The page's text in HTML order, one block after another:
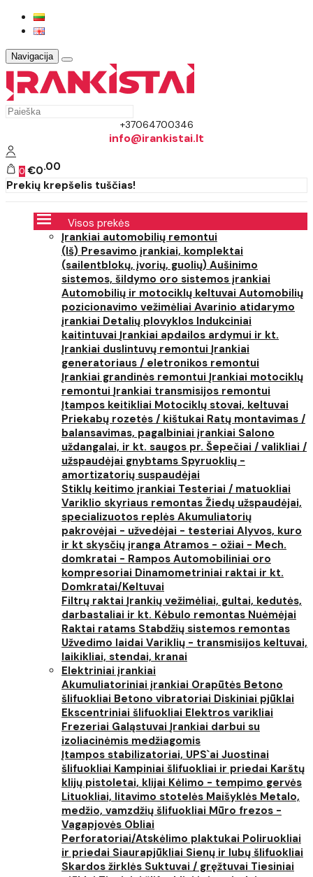
Navigacija
+37064700346
info@irankistai.lt
0 €0 00
Prekių krepšelis tuščias!
Visos prekės
Įrankiai automobilių remontui
(Iš) Presavimo įrankiai, komplektai
(sailentblokų, įvorių, guolių) Aušinimo
sistemos, šildymo oro sistemos įrankiai
Automobilių ir motociklų keltuvai Automobilių
pozicionavimo vežimėliai Avarinio atidarymo
įrankiai Detalių plovyklos Indukciniai
kaitintuvai Įrankiai apdailos ardymui ir kt.
Įrankiai duslintuvų remontui Įrankiai
generatoriaus / eletronikos remontui
Įrankiai grandinės remontui Įrankiai motociklų
remontui Įrankiai transmisijos remontui
Įtampos keitikliai Motociklų stovai, keltuvai
Priekabų rozetės / kištukai Ratų montavimas /
balansavimas, pagalbiniai įrankiai Salono
uždangalai, ir kt. saugos pr. Šepečiai / valikliai /
užspaudėjai gnybtams Spyruoklių -
amortizatorių suspaudėjai
Stiklų keitimo įrankiai Testeriai / matuokliai
Variklio skyriaus remontas Žiedų užspaudėjai,
specializuotos replės Akumuliatorių
pakrovėjai - užvedėjai - testeriai Alyvos, kuro
ir kt skysčių įranga Atramos - ožiai - Mech.
domkratai - Rampos Automobiliniai oro
kompresoriai Dinamometriniai raktai ir kt.
Domkratai/Keltuvai
Filtrų raktai Įrankių vežimėliai, gultai, kedutės,
darbastaliai ir kt. Kėbulo remontas Nuėmėjai
Raktai ratams Stabdžių sistemos remontas
Užvedimo laidai Variklių - transmisijos keltuvai,
laikikliai, stendai, kranai
Elektriniai įrankiai
Akumuliatoriniai įrankiai Orapūtės Betono
šlifuokliai Betono vibratoriai Diskiniai pjūklai
Ekscentriniai šlifuokliai Elektros varikliai
Frezeriai Galąstuvai Įrankiai darbui su
izoliacinėmis medžiagomis
Įtampos stabilizatoriai, UPS`ai Juostinai
šlifuokliai Kampiniai šlifuokliai ir priedai Karštų
klijų pistoletai, klijai Kėlimo - tempimo gervės
Lituokliai, litavimo stotelės Maišyklės Metalo,
medžio, vamzdžių šlifuokliai Mūro frezos -
Vagapjovės Obliai
Perforatoriai/Atskėlimo plaktukai Poliruokliai
ir priedai Siaurapjūkliai Sienų ir lubų šlifuokliai
Skardos žirklės Suktuvai / gręžtuvai Tiesiniai